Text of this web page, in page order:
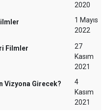
2020
1 Mayıs
2022
Filmler
27
Kasım
2021
Vizyona Girecek?
4
Kasım
2021